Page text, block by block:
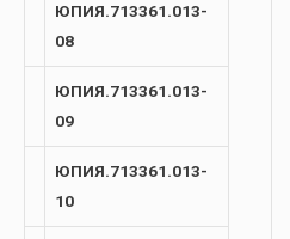
ЮПИЯ.713361.013-
08
ЮПИЯ.713361.013-
09
ЮПИЯ.713361.013-
10